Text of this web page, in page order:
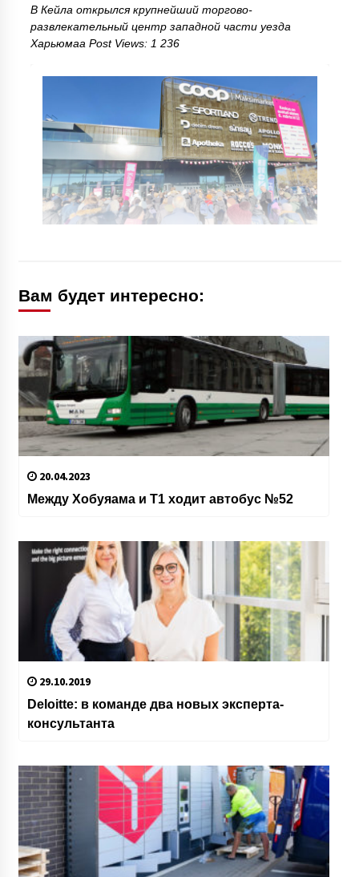
В Кейла открылся крупнейший торгово-
развлекательный центр западной части уезда
Харьюмаа Post Views: 1 236
Вам будет интересно:
20.04.2023
Между Хобуяама и Т1 ходит автобус №52
29.10.2019
Deloitte: в команде два новых эксперта-
консультанта